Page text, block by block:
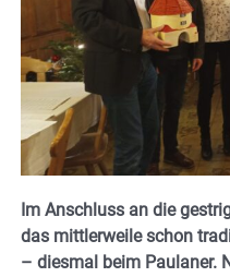
Im Anschluss an die
das mittlerweile schon
– diesmal beim Paulaner.